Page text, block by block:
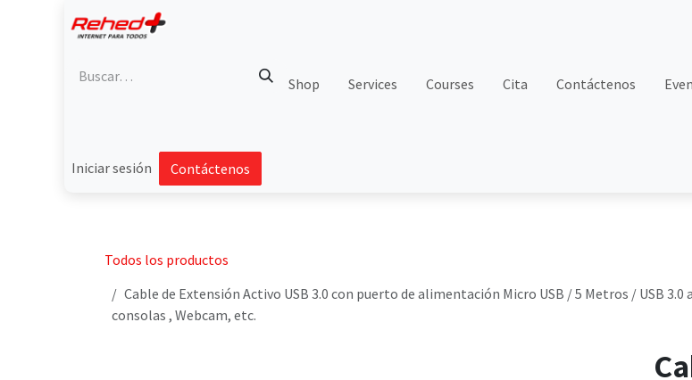
Shop Services Courses Cita Contáctenos
Iniciar sesión Contáctenos
Todos los productos
Cable de Extensión Activo USB 3.0 con puerto de alimentación Micro USB / 5 Metros / USB
consolas , Webcam, etc.